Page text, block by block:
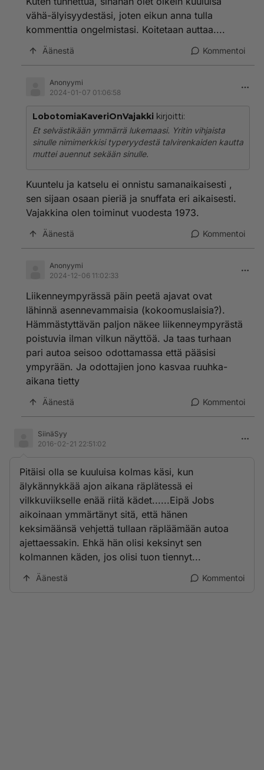
vähä-älyisyydestäsi, joten eikun anna tulla
kommenttia ongelmistasi. Koitetaan auttaa....
Äänestä Kommentoi
Anonyymi
2024-01-07 01:06:58
LobotomiaKaveriOnVajakki kirjoitti:
Et selvästikään ymmärrä lukemaasi. Yritin vihjaista
sinulle nimimerkkisi typeryydestä talvirenkaiden kautta
muttei auennut sekään sinulle.
Kuuntelu ja katselu ei onnistu samanaikaisesti ,
sen sijaan osaan pieriä ja snuffata eri aikaisesti.
Vajakkina olen toiminut vuodesta 1973.
Äänestä Kommentoi
Anonyymi
2024-12-06 11:02:33
Liikenneympyrässä päin peetä ajavat ovat
lähinnä asennevammaisia (kokoomuslaisia?).
Hämmästyttävän paljon näkee liikenneympyrästä
poistuvia ilman vilkun näyttöä. Ja taas turhaan
pari autoa seisoo odottamassa että pääsisi
ympyrään. Ja odottajien jono kasvaa ruuhka-
aikana tietty
Äänestä Kommentoi
SiinäSyy
2016-02-21 22:51:02
Pitäisi olla se kuuluisa kolmas käsi, kun
älykännykkää ajon aikana räplätessä ei
vilkkuviikselle enää riitä kädet......Eipä Jobs
aikoinaan ymmärtänyt sitä, että hänen
keksimäänsä vehjettä tullaan räpläämään autoa
ajettaessakin. Ehkä hän olisi keksinyt sen
kolmannen käden, jos olisi tuon tiennyt...
Äänestä Kommentoi